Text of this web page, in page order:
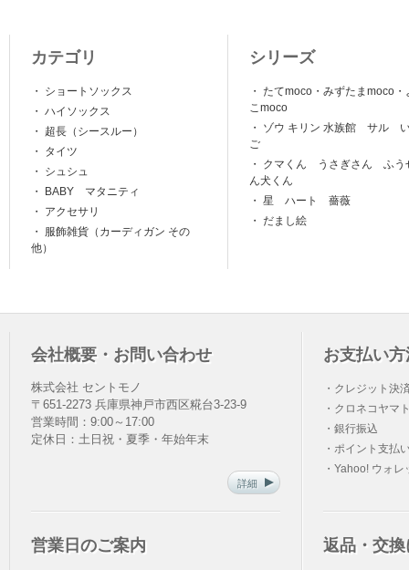
カテゴリ
・
ショートソックス
・ ハイソックス
・
超長（シースルー）
・
タイツ
・
シュシュ
・
BABY マタニティ
・
アクセサリ
・
服飾雑貨（カーディガン その
他）
シリーズ
・ たてmoco・みずたまmoco・
こmoco
・
ゾウ キリン 水族館 サル
ご
・
クマくん うさぎさん ふう
ん犬くん
・ 星 ハート 薔薇
・ だまし絵
会社概要・お問い合わせ
株式会社 セントモノ
〒651-2273 兵庫県神戸市西区糀台3-23-9
営業時間：9:00～17:00
定休日：土日祝・夏季・年始年末
詳細
営業日のご案内
お支払い方
・クレジット決
・クロネコヤマ
・銀行振込
・ポイント支払
・Yahoo! ウォレ
返品・交